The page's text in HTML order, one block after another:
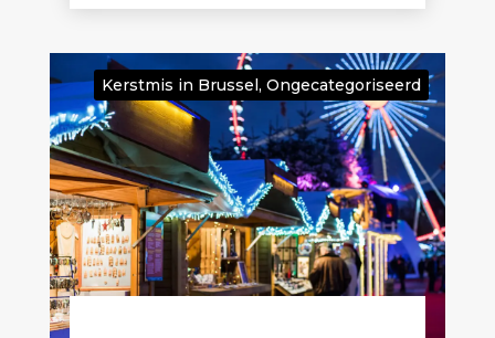
Kerstmis in Brussel,Ongecategoriseerd